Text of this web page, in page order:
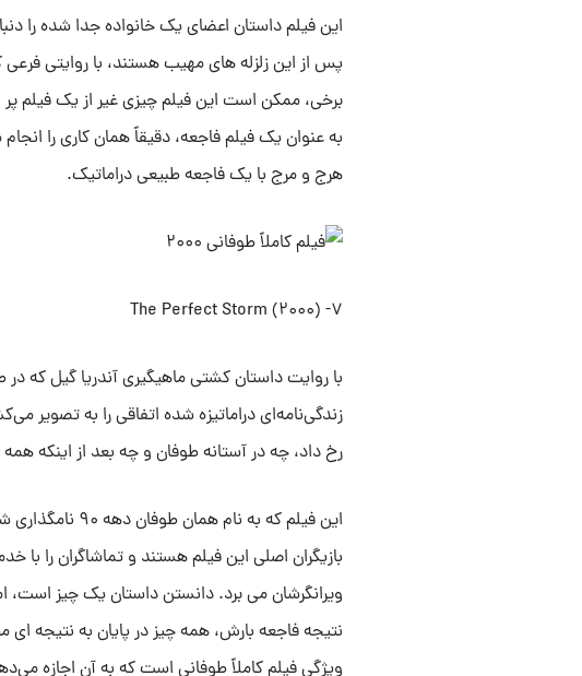
این فیلم داستان اعضای یک خانواده جدا شده را
پس از این زلزله های مهیب هستند، با روایتی
برخی، ممکن است این فیلم چیزی غیر از یک فیلم پر
به عنوان یک فیلم فاجعه، دقیقاً همان کاری را
هرج و مرج با یک فاجعه طبیعی دراماتیک.
۷- The Perfect Storm (۲۰۰۰)
زندگی‌نامه‌ای دراماتیزه شده اتفاقی را به
رخ داد، چه در آستانه طوفان و چه بعد از اینکه
این فیلم که به
بازیگران اصلی این فیلم هستند و تماشاگران را
ویرانگرشان می برد. دانستن داستان یک چیز است،
نتیجه فاجعه بارش، همه چیز در پایان به نتیجه
ویژگی فیلم کاملاً طوفانی است که به آن اجازه